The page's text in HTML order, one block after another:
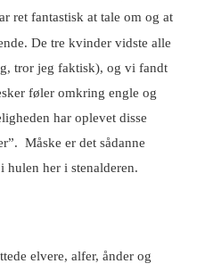
ret fantastisk at tale om og at
De tre kvinder vidste alle
tror jeg faktisk), og vi fandt
føler omkring engle og
har oplevet disse
Måske er det sådanne
hulen her i stenalderen.
elvere, alfer, ånder og